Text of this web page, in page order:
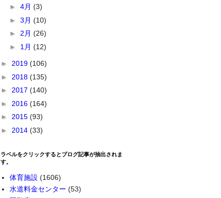
► 4月 (3)
► 3月 (10)
► 2月 (26)
► 1月 (12)
► 2019 (106)
► 2018 (135)
► 2017 (140)
► 2016 (164)
► 2015 (93)
► 2014 (33)
ラベルをクリックするとブログ記事が抽出されま
す。
体育施設 (1606)
水道料金センター (53)